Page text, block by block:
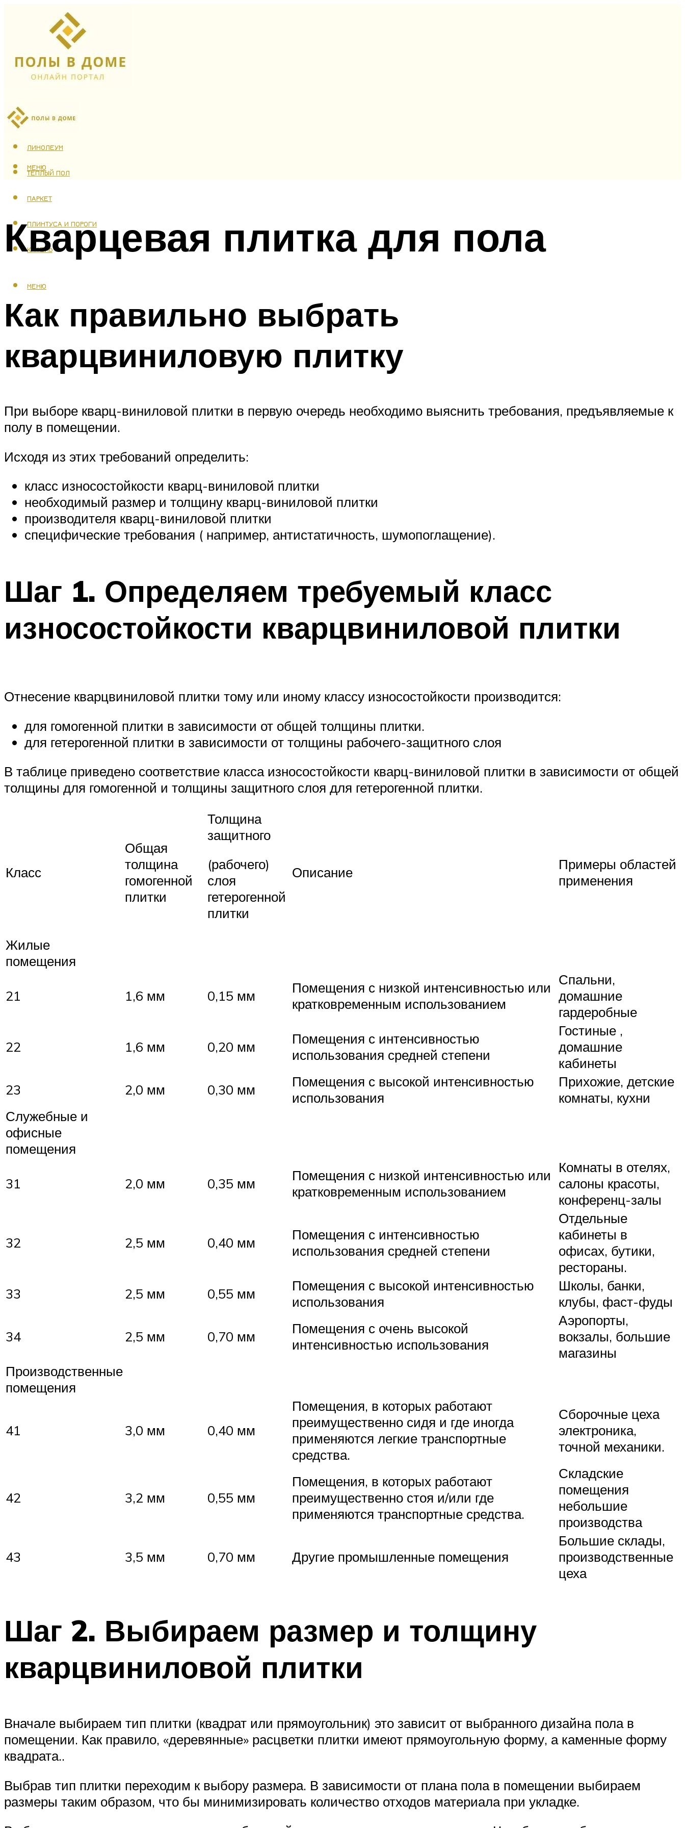
ЛАМИНАТ
ЛИНОЛЕУМ
ТЕПЛЫЙ ПОЛ
ПАРКЕТ
ПЛИНТУСА И ПОРОГИ
КАФЕЛЬ
МЕНЮ
МЕНЮ
Кварцевая плитка для пола
Как правильно выбрать
кварцвиниловую плитку
При выборе кварц-виниловой плитки в первую очередь необходимо выяснить требования, предъявляемые к
полу в помещении.
Исходя из этих требований определить:
класс износостойкости кварц-виниловой плитки
необходимый размер и толщину кварц-виниловой плитки
производителя кварц-виниловой плитки
специфические требования ( например, антистатичность, шумопоглащение).
Шаг 1. Определяем требуемый класс
износостойкости кварцвиниловой плитки
Отнесение кварцвиниловой плитки тому или иному классу износостойкости производится:
для гомогенной плитки в зависимости от общей толщины плитки.
для гетерогенной плитки в зависимости от толщины рабочего-защитного слоя
В таблице приведено соответствие класса износостойкости кварц-виниловой плитки в зависимости от общей
толщины для гомогенной и толщины защитного слоя для гетерогенной плитки.
Класс
Общая
толщина
гомогенной
плитки
Толщина
защитного
(рабочего)
слоя
гетерогенной
плитки
Описание
Примеры областей
применения
Жилые
помещения
21 1,6 мм 0,15 мм
Помещения с низкой интенсивностью или
кратковременным использованием
Спальни,
домашние
гардеробные
22 1,6 мм 0,20 мм
Помещения с интенсивностью
использования средней степени
Гостиные ,
домашние
кабинеты
23
2,0 мм 0,30 мм
Помещения с высокой интенсивностью
использования
Прихожие, детские
комнаты, кухни
Служебные и
офисные
помещения
31 2,0 мм 0,35 мм
Помещения с низкой интенсивностью или
кратковременным использованием
Комнаты в отелях,
салоны красоты,
конференц-залы
32 2,5 мм 0,40 мм
Помещения с интенсивностью
использования средней степени
Отдельные
кабинеты в
офисах, бутики,
рестораны.
33
2,5 мм 0,55 мм
Помещения с высокой интенсивностью
использования
Школы, банки,
клубы, фаст-фуды
34 2,5 мм 0,70 мм
Помещения с очень высокой
интенсивностью использования
Аэропорты,
вокзалы, большие
магазины
Производственные
помещения
41 3,0 мм 0,40 мм
Помещения, в которых работают
преимущественно сидя и где иногда
применяются легкие транспортные
средства.
Сборочные цеха
электроника,
точной механики.
42 3,2 мм 0,55 мм
Помещения, в которых работают
преимущественно стоя и/или где
применяются транспортные средства.
Складские
помещения
небольшие
производства
43 3,5 мм 0,70 мм Другие промышленные помещения
Большие склады,
производственные
цеха
Шаг 2. Выбираем размер и толщину
кварцвиниловой плитки
Вначале выбираем тип плитки (квадрат или прямоугольник) это зависит от выбранного дизайна пола в
помещении. Как правило, «деревянные» расцветки плитки имеют прямоугольную форму, а каменные форму
квадрата..
Выбрав тип плитки переходим к выбору размера. В зависимости от плана пола в помещении выбираем
размеры таким образом, что бы минимизировать количество отходов материала при укладке.